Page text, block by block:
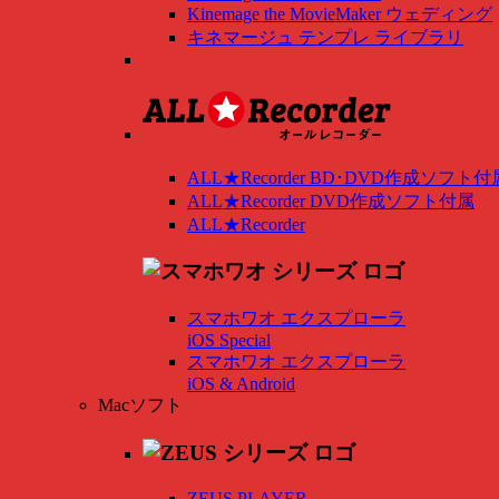
Kinemage the MovieMaker ウェディング
キネマージュ テンプレ ライブラリ
ALL★Recorder BD･DVD作成ソフト付
ALL★Recorder DVD作成ソフト付属
ALL★Recorder
スマホワオ エクスプローラ
iOS Special
スマホワオ エクスプローラ
iOS & Android
Macソフト